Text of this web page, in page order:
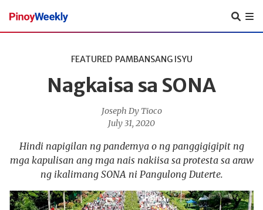
Pinoy
Weekly
FEATURED PAMBANSANG ISYU
Nagkaisa sa SONA
Joseph Dy Tioco
July 31, 2020
Hindi napigilan ng pandemya o ng panggigigipit ng
mga kapulisan ang mga nais nakiisa sa protesta sa araw
ng ikalimang SONA ni Pangulong Duterte.